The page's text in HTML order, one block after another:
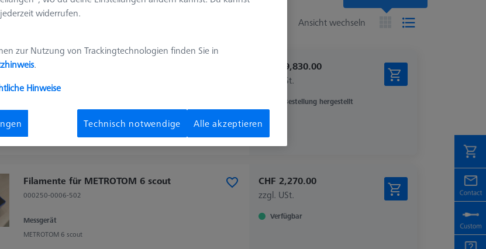
Ansicht wechseln
OmniFix CT lift METROTOM 1500
CHF 19,830.00
zzgl. USt.
Auf Bestellung hergestellt
Filamente für METROTOM 6 scout
000250-0006-502
Messgerät
METROTOM 6 scout
CHF 2,270.00
zzgl. USt.
Verfügbar
widerrufen.
zur Nutzung von Trackingtechnologien finden Sie in
.
Hinweise
Technisch notwendige Alle akzeptieren